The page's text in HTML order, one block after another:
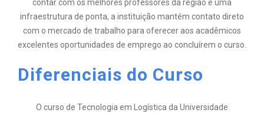
contar com os melhores professores da região e uma
infraestrutura de ponta, a instituição mantém contato direto
com o mercado de trabalho para oferecer aos acadêmicos
excelentes oportunidades de emprego ao concluírem o curso.
Diferenciais do Curso
O curso de Tecnologia em Logística da Universidade